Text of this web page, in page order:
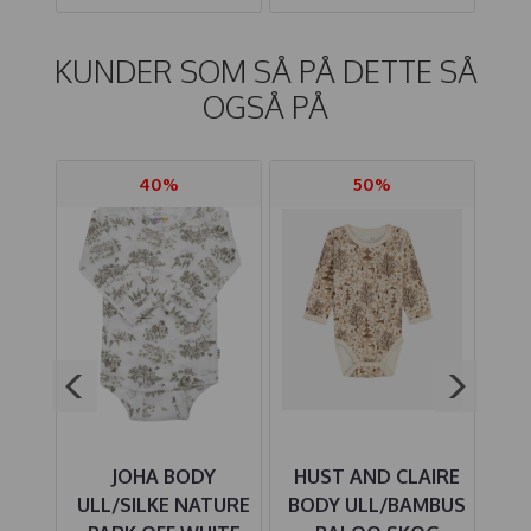
KUNDER SOM SÅ PÅ DETTE SÅ
OGSÅ PÅ
40%
JOHA BODY
ULL/SILKE NATURE
50%
HUST AND CLAIRE
BODY ULL/BAMBUS